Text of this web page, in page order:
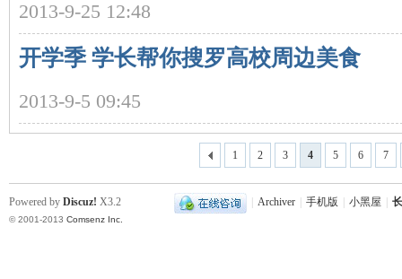
2013-9-25 12:48
开学季 学长帮你搜罗高校周边美食
2013-9-5 09:45
1 2 3 4 5 6 7
Archiver 手机版 小黑屋
Powered by Discuz! X3.2
© 2001-2013 Comsenz Inc.